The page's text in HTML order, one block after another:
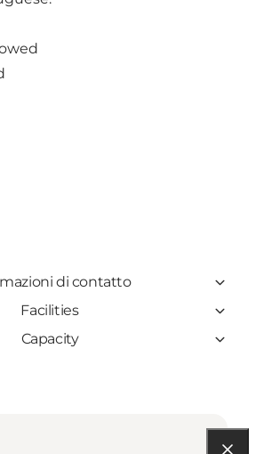
di contatto
Facilities
Capacity